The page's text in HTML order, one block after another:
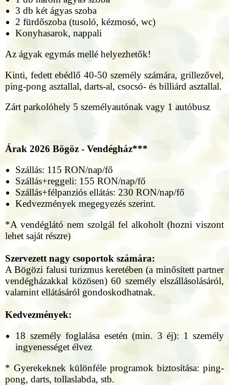
3 db két ágyas szoba
2 fürdőszoba (tusoló, kézmosó, wc)
Konyhasarok, nappali
Az ágyak egymás mellé helyezhetők!
Kinti, fedett ebédlő 40-50 személy számára, grillezővel,
ping-pong asztallal, darts-al, csocsó- és billiárd asztallal.
Zárt parkolóhely 5 személyautónak vagy 1 autóbusz
Árak 2026 Bögöz - Vendégház***
Szállás: 115 RON/nap/fő
Szállás+reggeli: 155 RON/nap/fő
Szállás+félpanziós ellátás: 230 RON/nap/fő
Kedvezmények megegyezés szerint.
*A vendéglátó nem szolgál fel alkoholt (hozni viszont
lehet saját részre)
Szervezett nagy csoportok számára:
A Bögözi falusi turizmus keretében (a minősített partner
vendégházakkal közösen) 60 személy elszállásolásáról,
valamint ellátásáról gondoskodhatnak.
Kedvezmények:
18 személy foglalása esetén (min. 3 éj): 1 személy
ingyenességet élvez
* Gyerekeknek különféle programok biztosítása: ping-
pong, darts, tollaslabda, stb.